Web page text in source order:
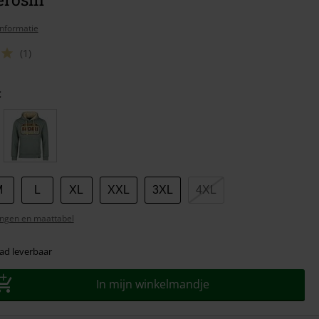
(1)
XL XXL 3XL 4XL
en maattabel
leverbaar
In mijn winkelmandje